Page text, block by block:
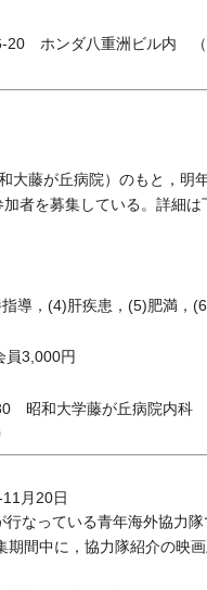
ホンダ八重洲ビル内 （
藤が丘病院）のもと，明
者を募集している。詳細は
導，(4)肝疾患，(5)肥満，
員3,000円
昭和大学藤が丘病院内科
月20日
なっている青年海外協力
間中に，協力隊紹介の映